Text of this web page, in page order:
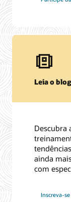
Leia o
Descubra
ainda
com
Inscreva-